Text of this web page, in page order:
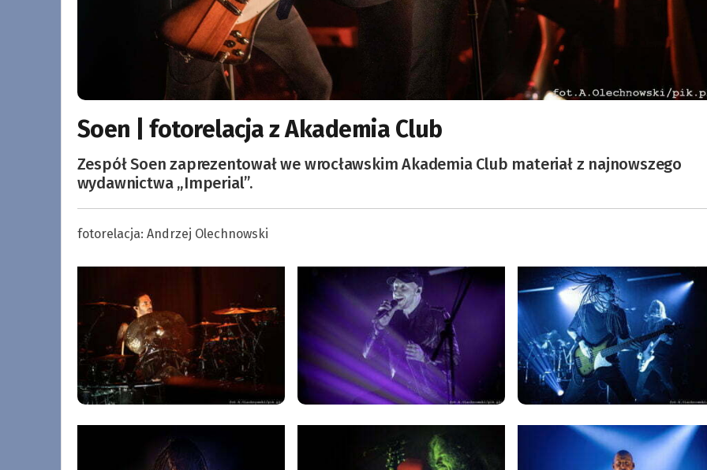
Soen | fotorelacja z Akademia Club
Zespół Soen zaprezentował we wrocławskim Akademia Club materiał z najnowszego
wydawnictwa „Imperial”.
fotorelacja: Andrzej Olechnowski